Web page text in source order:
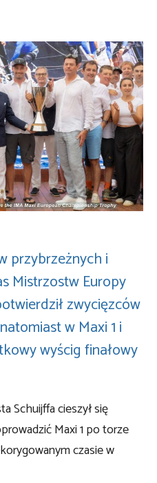
przybrzeżnych i
Mistrzostw Europy
zwycięzców
w Maxi 1 i
wyścig finałowy
Schuijffa cieszył się
Maxi 1 po torze
czasie w